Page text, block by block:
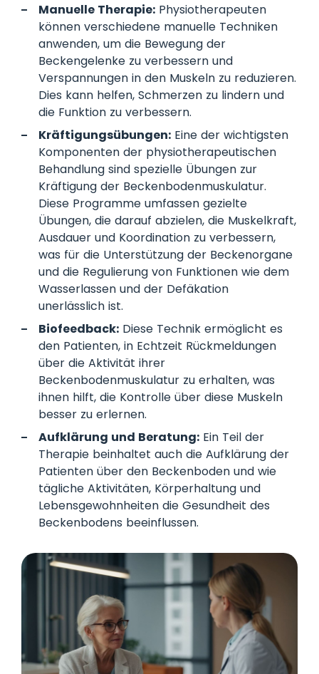
Manuelle Therapie: Physiotherapeuten
können verschiedene manuelle Techniken
anwenden, um die Bewegung der
Beckengelenke zu verbessern und
Verspannungen in den Muskeln zu reduzieren.
Dies kann helfen, Schmerzen zu lindern und
die Funktion zu verbessern.
Kräftigungsübungen: Eine der wichtigsten
Komponenten der physiotherapeutischen
Behandlung sind spezielle Übungen zur
Kräftigung der Beckenbodenmuskulatur.
Diese Programme umfassen gezielte
Übungen, die darauf abzielen, die Muskelkraft,
Ausdauer und Koordination zu verbessern,
was für die Unterstützung der Beckenorgane
und die Regulierung von Funktionen wie dem
Wasserlassen und der Defäkation
unerlässlich ist.
Biofeedback: Diese Technik ermöglicht es
den Patienten, in Echtzeit Rückmeldungen
über die Aktivität ihrer
Beckenbodenmuskulatur zu erhalten, was
ihnen hilft, die Kontrolle über diese Muskeln
besser zu erlernen.
Aufklärung und Beratung: Ein Teil der
Therapie beinhaltet auch die Aufklärung der
Patienten über den Beckenboden und wie
tägliche Aktivitäten, Körperhaltung und
Lebensgewohnheiten die Gesundheit des
Beckenbodens beeinflussen.